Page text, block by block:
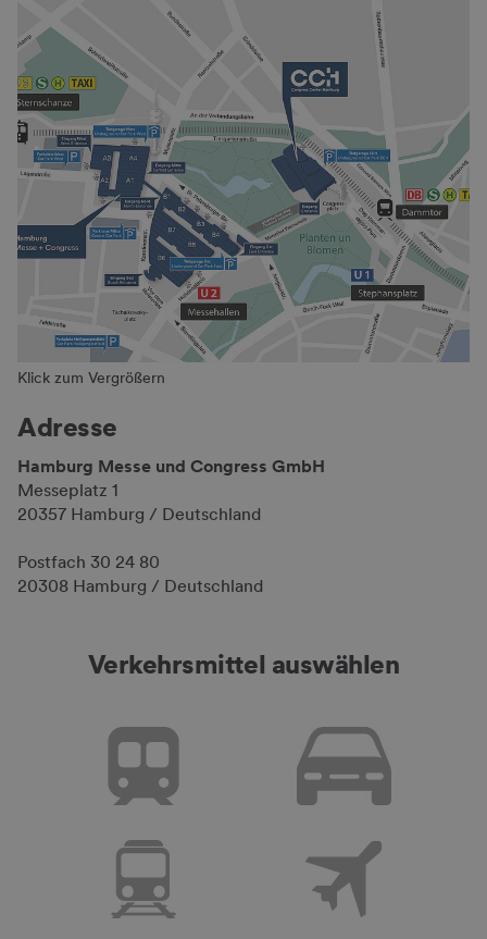
Klick zum Vergrößern
Adresse
Hamburg Messe und Congress GmbH
Messeplatz 1
20357 Hamburg / Deutschland
Postfach 30 24 80
20308 Hamburg / Deutschland
Verkehrsmittel auswählen